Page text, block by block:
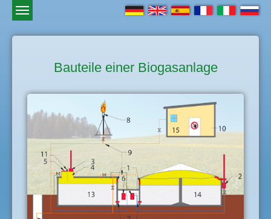
Bauteile einer Biogasanlage